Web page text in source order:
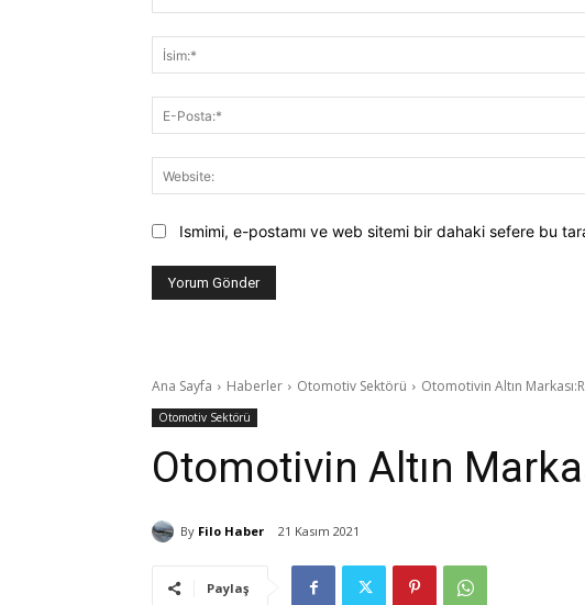
Ismimi, e-postamı ve web sitemi bir dahaki sefere bu